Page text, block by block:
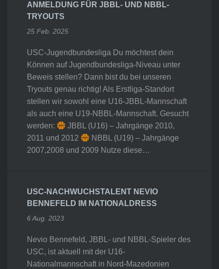
ANMELDUNG FÜR JBBL- UND NBBL-
TRYOUTS
25 Feb. 2025
USC-Jugendbundesliga Du möchtest dein
Können auf Jugendbundesliga-Niveau unter
Beweis stellen? Dann bist du bei unseren
Tryouts genau richtig! Als Erstliga-Standort
stellen wir sowohl eine U16-JBBL-Mannschaft
als auch eine U19-NBBL-Mannschaft. Gesucht
werden:
JBBL (U16) – Jahrgänge 2010,
2011 und 2012
NBBL (U19) – Jahrgänge
2007,2008 und 2009 Nutze diese…
USC-NACHWUCHSTALENT NEVIO
BENNEFELD IM NATIONALDRESS
6 Aug. 2023
Nevio Bennefeld, JBBL- und NBBL-Spieler des
USC, ist aktuell mit der U16-
Nationalmannschaft in Nord-Mazedonien